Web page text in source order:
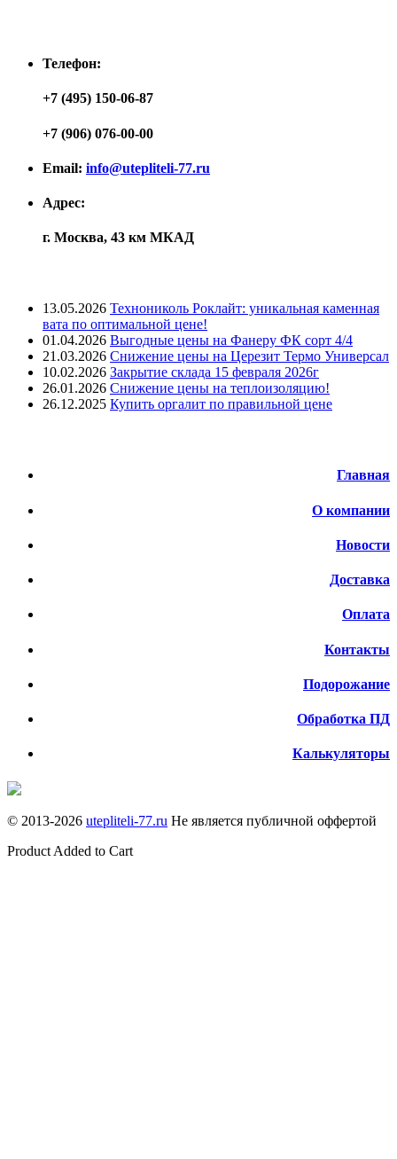
Телефон:
+7 (495) 150-06-87
+7 (906) 076-00-00
Email: info@utepliteli-77.ru
Адрес:
г. Москва, 43 км МКАД
13.05.2026 Технониколь Роклайт: уникальная каменная
вата по оптимальной цене!
01.04.2026 Выгодные цены на Фанеру ФК сорт 4/4
21.03.2026 Снижение цены на Церезит Термо Универсал
10.02.2026 Закрытие склада 15 февраля 2026г
26.01.2026 Снижение цены на теплоизоляцию!
26.12.2025 Купить оргалит по правильной цене
Главная
О компании
Новости
Доставка
Оплата
Контакты
Подорожание
Обработка ПД
Калькуляторы
© 2013-2026 utepliteli-77.ru Не является публичной оффертой
Product Added to Cart